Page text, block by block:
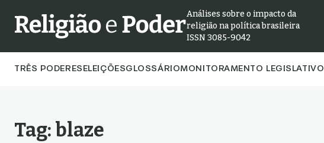
Análises sobre o impacto da
religião na política brasileira
ISSN 3085-9042
TRÊS PODERES ELEIÇÕESGLOSSÁRIOMONITORAMENTO LEGISLATIVO
Tag: blaze